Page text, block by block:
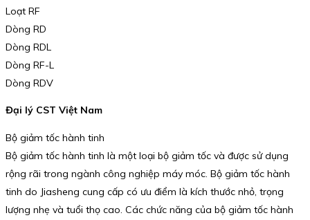
Loạt RF
Dòng RD
Dòng RDL
Dòng RF-L
Dòng RDV
Đại lý CST Việt Nam
Bộ giảm tốc hành tinh
Bộ giảm tốc hành tinh là một loại bộ giảm tốc và được sử dụng
rộng rãi trong ngành công nghiệp máy móc. Bộ giảm tốc hành
tinh do Jiasheng cung cấp có ưu điểm là kích thước nhỏ, trọng
lượng nhẹ và tuổi thọ cao. Các chức năng của bộ giảm tốc hành